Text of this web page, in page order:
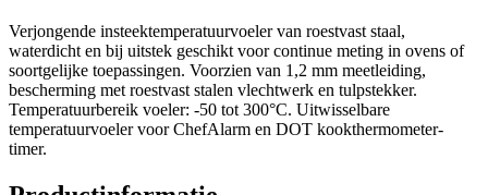
Verjongende insteektemperatuurvoeler van roestvast staal,
waterdicht en bij uitstek geschikt voor continue meting in ovens of
soortgelijke toepassingen. Voorzien van 1,2 mm meetleiding,
bescherming met roestvast stalen vlechtwerk en tulpstekker.
Temperatuurbereik voeler: -50 tot 300°C. Uitwisselbare
temperatuurvoeler voor ChefAlarm en DOT kookthermometer-
timer.